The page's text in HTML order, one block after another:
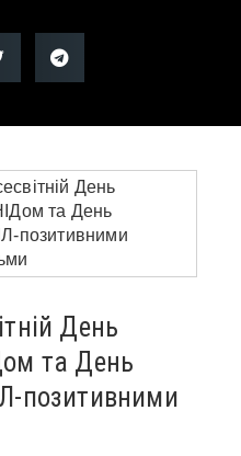
День
та День
позитивними